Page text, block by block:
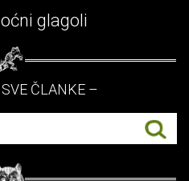
glagoli
ČLANKE –